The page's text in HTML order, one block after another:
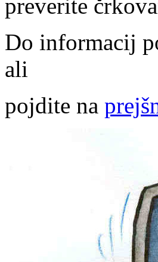
preverite
Do informacij
ali
pojdite na